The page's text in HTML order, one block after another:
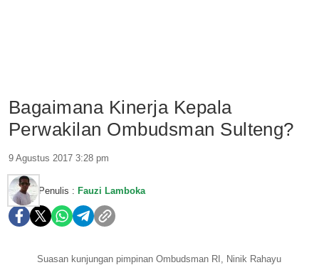
Bagaimana Kinerja Kepala
Perwakilan Ombudsman Sulteng?
9 Agustus 2017 3:28 pm
Penulis : Fauzi Lamboka
Suasan kunjungan pimpinan Ombudsman RI, Ninik Rahayu